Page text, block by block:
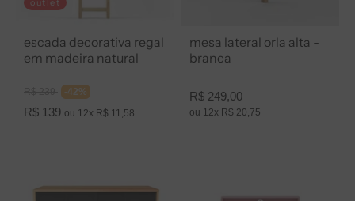
outlet
escada decorativa regal
em madeira natural
normal
-42%
Preço
R$ 139 ou 12x R$ 11,58
mesa lateral orla alta -
branca
Preço
normal
R$ 249,00
ou 12x R$ 20,75